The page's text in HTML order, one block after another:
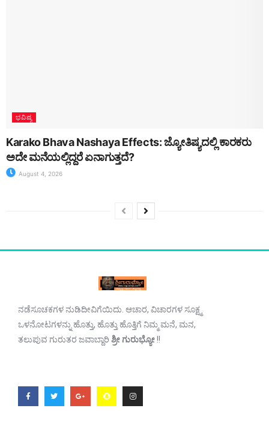
ಭವಿಷ್ಯ
Karako Bhava Nashaya Effects: ಜ್ಯೋತಿಷ್ಯದಲ್ಲಿ ಕಾರಕರು
ಅದೇ ಮನೆಯಲ್ಲಿದ್ದರೆ ಏನಾಗುತ್ತದೆ?
August 4, 2026
ನಡೆಸೂಚಕಗಳ ನುಡಿದೀವಿಗೆಯಿದು. ಆಚಾರ, ವಿಚಾರಗಳ ಸೂಕ್ಷ್ಮ
ಒಳನೋಟಗಳನ್ನು ಹೊತ್ತು, ಹೊತ್ತು ಹೊತ್ತಿಗೆ ನಿಮ್ಮ ಮನೆ, ಮನ,
ತಲುಪುವ ಗುರುತರ ಜವಾಬ್ದಾರಿ ಶ್ರೀ ಗುರುಭ್ಯೋ!!